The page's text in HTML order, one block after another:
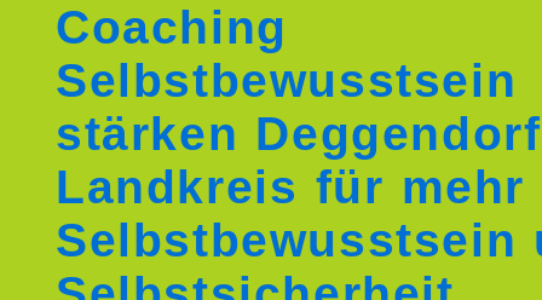
Coaching
Selbstbewusstsein
stärken Deggendorf
Landkreis für mehr
Selbstbewusstsein